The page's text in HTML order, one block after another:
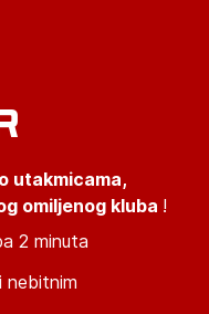
utakmicama,
omiljenog kluba !
2 minuta
nebitnim